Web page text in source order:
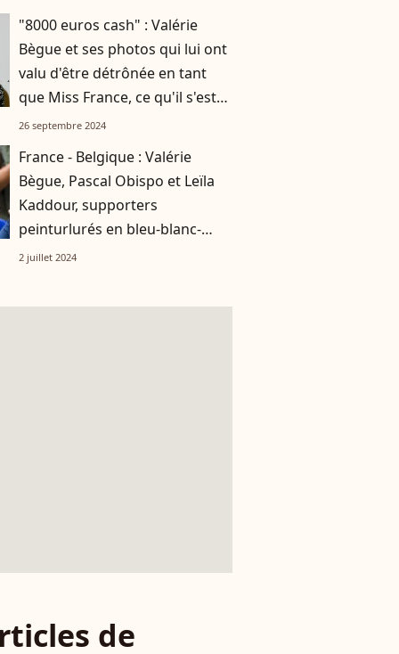
"8000 euros cash" : Valérie
Bègue et ses photos qui lui ont
valu d'être détrônée en tant
que Miss France, ce qu'il s'est
vraiment passé
26 septembre 2024
France - Belgique : Valérie
Bègue, Pascal Obispo et Leïla
Kaddour, supporters
peinturlurés en bleu-blanc-
rouge pour la victoire !
2 juillet 2024
de